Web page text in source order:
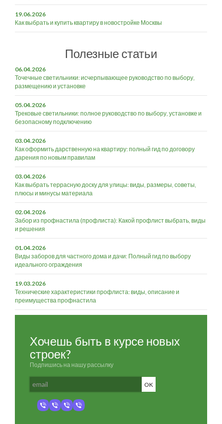
19.06.2026
Как выбрать и купить квартиру в новостройке Москвы
Полезные статьи
06.04.2026
Точечные светильники: исчерпывающее руководство по выбору,
размещению и установке
05.04.2026
Трековые светильники: полное руководство по выбору, установке и
безопасному подключению
03.04.2026
Как оформить дарственную на квартиру: полный гид по договору
дарения по новым правилам
03.04.2026
Как выбрать террасную доску для улицы: виды, размеры, советы,
плюсы и минусы материала
02.04.2026
Забор из профнастила (профлиста): Какой профлист выбрать, виды
и решения
01.04.2026
Виды заборов для частного дома и дачи: Полный гид по выбору
идеального ограждения
19.03.2026
Технические характеристики профлиста: виды, описание и
преимущества профнастила
Хочешь быть в курсе новых
строек?
Подпишись на нашу рассылку